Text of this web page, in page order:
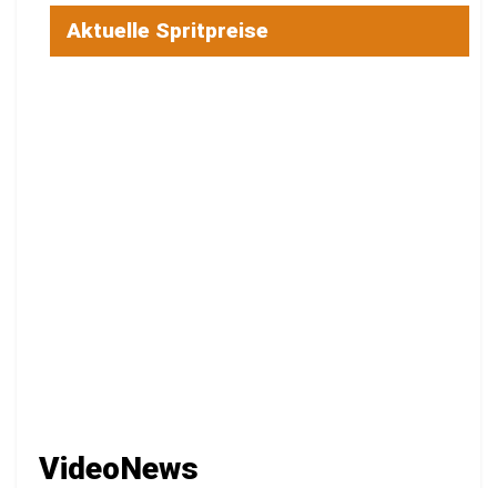
Aktuelle Spritpreise
VideoNews